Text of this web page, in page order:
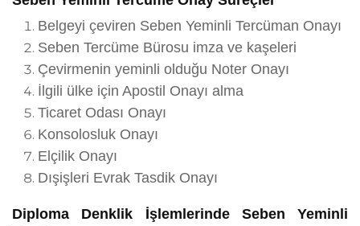
Belgeyi çeviren Seben Yeminli Tercüman Onayı
Seben Tercüme Bürosu imza ve kaşeleri
Çevirmenin yeminli olduğu Noter Onayı
İlgili ülke için Apostil Onayı alma
Ticaret Odası Onayı
Konsolosluk Onayı
Elçilik Onayı
Dışişleri Evrak Tasdik Onayı
Diploma Denklik İşlemlerinde Seben Yeminli